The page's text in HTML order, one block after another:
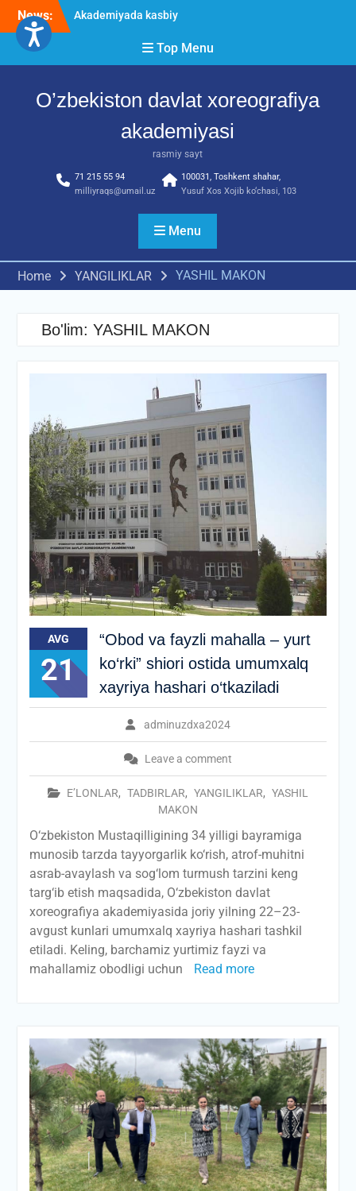
Skip
content
News:
Akademiyada kasbiy
Akademiyada kasbiy ijodiy
O’ZBEKISTON DAVLAT
AKADEMIYASIDA
о‘tkazilgan kasbiy (ijodiy)
Top Menu
O’zbekiston davlat xoreografiya
akademiyasi
rasmiy sayt
71 215 55 94
milliyraqs@umail.uz
100031, Toshkent shahar,
Yusuf Xos Xojib ko‘chasi, 103
Menu
Home YANGILIKLAR YASHIL MAKON
Bo'lim: YASHIL MAKON
AVG
21
“Obod va fayzli mahalla – yurt
ko‘rki” shiori ostida umumxalq
xayriya hashari o‘tkaziladi
adminuzdxa2024
Leave a comment
E’LONLAR, TADBIRLAR, YANGILIKLAR, YASHIL
MAKON
O‘zbekiston Mustaqilligining 34 yilligi bayramiga
munosib tarzda tayyorgarlik ko‘rish, atrof-muhitni
asrab-avaylash va sog‘lom turmush tarzini keng
targ‘ib etish maqsadida, O‘zbekiston davlat
xoreografiya akademiyasida joriy yilning 22–23-
avgust kunlari umumxalq xayriya hashari tashkil
etiladi. Keling, barchamiz yurtimiz fayzi va
mahallamiz obodligi uchun
Read more